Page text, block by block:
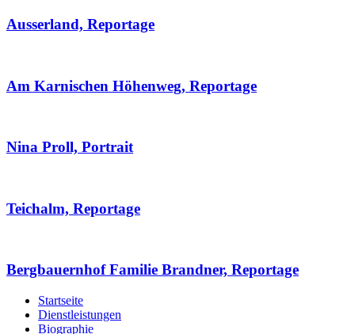
Ausserland, Reportage
Am Karnischen Höhenweg, Reportage
Nina Proll, Portrait
Teichalm, Reportage
Bergbauernhof Familie Brandner, Reportage
Startseite
Dienstleistungen
Biographie